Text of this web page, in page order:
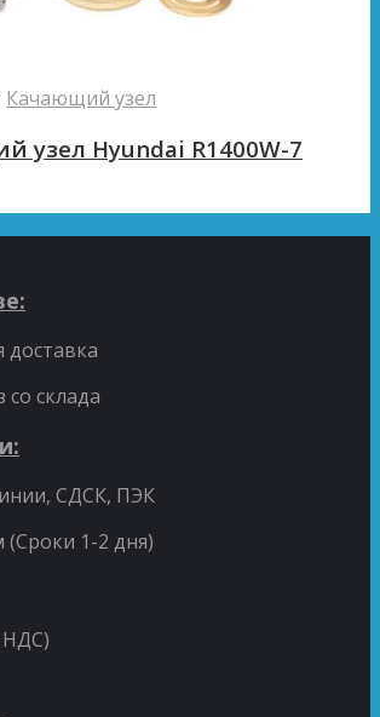
Качающий узел
узел Hyundai R1400W-7
доставка
склада
СДСК, ПЭК
1-2 дня)
НДС)